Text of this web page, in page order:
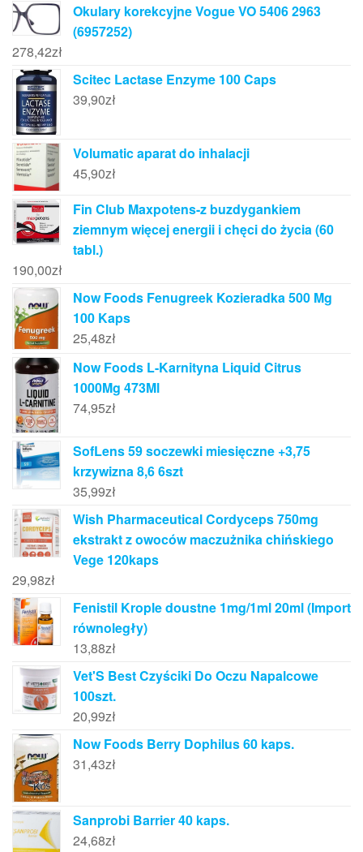
Okulary korekcyjne Vogue VO 5406 2963
(6957252)
278,42zł
Scitec Lactase Enzyme 100 Caps
39,90zł
Volumatic aparat do inhalacji
45,90zł
Fin Club Maxpotens-z buzdygankiem
ziemnym więcej energii i chęci do życia (60
tabl.)
190,00zł
Now Foods Fenugreek Kozieradka 500 Mg
100 Kaps
25,48zł
Now Foods L-Karnityna Liquid Citrus
1000Mg 473Ml
74,95zł
SofLens 59 soczewki miesięczne +3,75
krzywizna 8,6 6szt
35,99zł
Wish Pharmaceutical Cordyceps 750mg
ekstrakt z owoców maczużnika chińskiego
Vege 120kaps
29,98zł
Fenistil Krople doustne 1mg/1ml 20ml (Import
równoległy)
13,88zł
Vet'S Best Czyściki Do Oczu Napalcowe
100szt.
20,99zł
Now Foods Berry Dophilus 60 kaps.
31,43zł
Sanprobi Barrier 40 kaps.
24,68zł